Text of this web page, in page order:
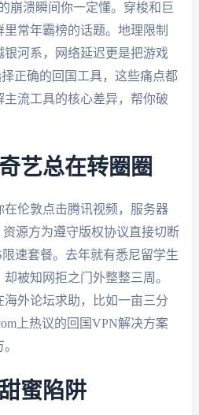
崩溃瞬间你一定懂。穿梭和巨
常年霸榜的话题。地理限制
河系，网络延迟更是把游戏
正确的回国工具，这些痛点都
流工具的核心差异，帮你破
艺总在转圈圈
在伦敦点击腾讯视频，服务器
源方为遵守版权协议直接切断
速套餐。去年就有悉尼留学生
被知网拒之门外整整三周。
外论坛求助，比如一亩三分
上热议的回国VPN解决方案
蜜陷阱